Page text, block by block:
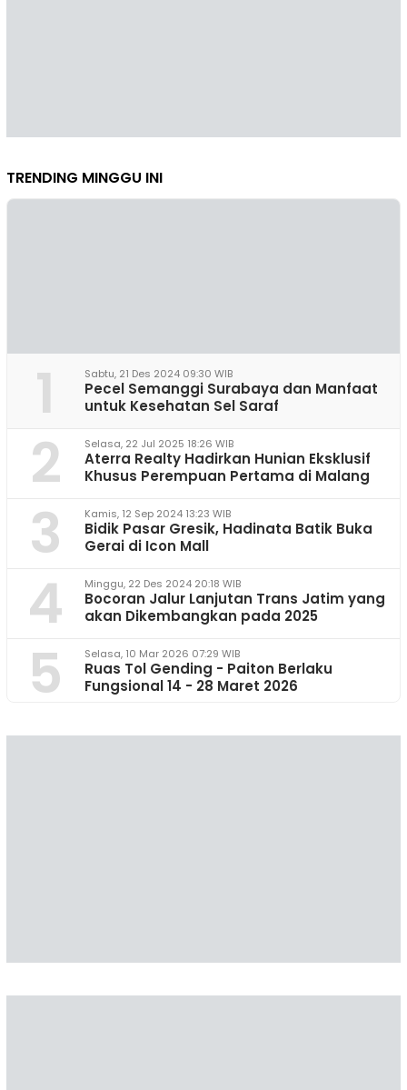
TRENDING MINGGU INI
1 Sabtu, 21 Des 2024 09:30 WIB
Pecel Semanggi Surabaya dan Manfaat
untuk Kesehatan Sel Saraf
2 Selasa, 22 Jul 2025 18:26 WIB
Aterra Realty Hadirkan Hunian Eksklusif
Khusus Perempuan Pertama di Malang
3 Kamis, 12 Sep 2024 13:23 WIB
Bidik Pasar Gresik, Hadinata Batik Buka
Gerai di Icon Mall
4 Minggu, 22 Des 2024 20:18 WIB
Bocoran Jalur Lanjutan Trans Jatim yang
akan Dikembangkan pada 2025
5 Selasa, 10 Mar 2026 07:29 WIB
Ruas Tol Gending - Paiton Berlaku
Fungsional 14 - 28 Maret 2026